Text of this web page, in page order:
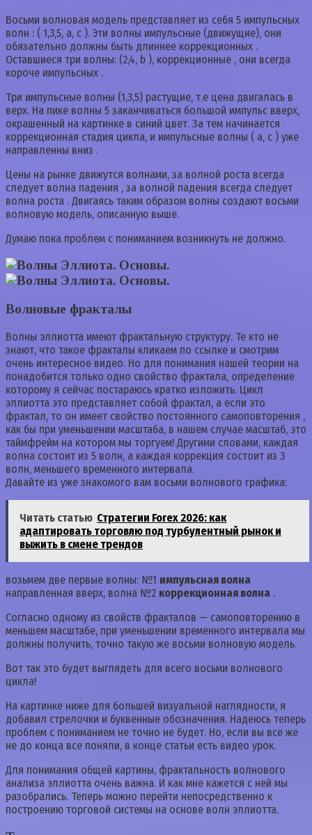
Восьми волновая модель представляет из себя 5 импульсных
волн : ( 1,3,5, а, с ). Эти волны импульсные (движущие), они
обязательно должны быть длиннее коррекционных .
Оставшиеся три волны: (2,4, b ), коррекционные , они всегда
короче импульсных .
Три импульсные волны (1,3,5) растущие, т.е цена двигалась в
верх. На пике волны 5 заканчиваться большой импульс вверх,
окрашенный на картинке в синий цвет. За тем начинается
коррекционная стадия цикла, и импульсные волны ( а, с ) уже
направленны вниз .
Цены на рынке движутся волнами, за волной роста всегда
следует волна падения , за волной падения всегда следует
волна роста . Двигаясь таким образом волны создают восьми
волновую модель, описанную выше.
Думаю пока проблем с пониманием возникнуть не должно.
Волновые фракталы
Волны эллиотта имеют фрактальную структуру. Те кто не
знают, что такое фракталы кликаем по ссылке и смотрим
очень интересное видео. Но для понимания нашей теории на
понадобится только одно свойство фрактала, определение
которому я сейчас постараюсь кратко изложить. Цикл
эллиотта это представляет собой фрактал, а если это
фрактал, то он имеет свойство постоянного самоповторения ,
как бы при уменьшении масштаба, в нашем случае масштаб, это
таймфрейм на котором мы торгуем! Другими словами, каждая
волна состоит из 5 волн, а каждая коррекция состоит из 3
волн, меньшего временного интервала.
Давайте из уже знакомого вам восьми волнового графика:
Читать статью Стратегии Forex 2026: как
адаптировать торговлю под турбулентный рынок и
выжить в смене трендов
возьмем две первые волны: №1 импульсная волна
направленная вверх, волна №2 коррекционная волна .
Согласно одному из свойств фракталов — самоповторению в
меньшем масштабе, при уменьшении временного интервала мы
должны получить, точно такую же восьми волновую модель.
Вот так это будет выглядеть для всего восьми волнового
цикла!
На картинке ниже для большей визуальной наглядности, я
добавил стрелочки и буквенные обозначения. Надеюсь теперь
проблем с пониманием не точно не будет. Но, если вы все же
не до конца все поняли, в конце статьи есть видео урок.
Для понимания общей картины, фрактальность волнового
анализа эллиотта очень важна. И как мне кажется с ней мы
разобрались. Теперь можно перейти непосредственно к
построению торговой системы на основе волн эллиотта.